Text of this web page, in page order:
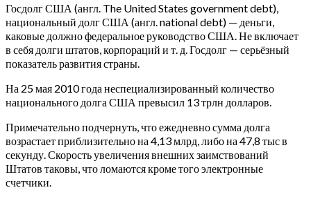
Госдолг США (англ. The United States government debt),
национальный долг США (англ. national debt) — деньги,
каковые должно федеральное руководство США. Не включает
в себя долги штатов, корпораций и т. д. Госдолг — серьёзный
показатель развития страны.
На 25 мая 2010 года неспециализированный количество
национального долга США превысил 13 трлн долларов.
Примечательно подчернуть, что ежедневно сумма долга
возрастает приблизительно на 4,13 млрд, либо на 47,8 тыс в
секунду. Скорость увеличения внешних заимствований
Штатов таковы, что ломаются кроме того электронные
счетчики.